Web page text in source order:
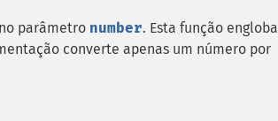
parâmetro number. Esta função engloba
converte apenas um número por